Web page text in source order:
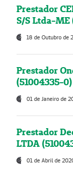
Prestador
S/S Ltda-ME
18 de Outubro de
Prestador
(51004335-0)
01 de Janeiro de
Prestador
LTDA
01 de Abril de